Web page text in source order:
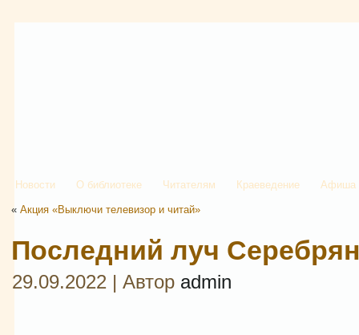
Новости О библиотеке Читателям Краеведение Афиша
« Акция «Выключи телевизор и читай»
Последний луч
29.09.2022 | Автор admin